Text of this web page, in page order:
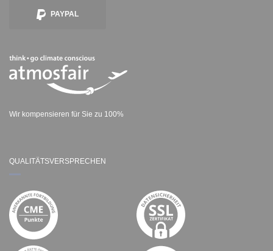
PAYPAL
Wir kompensieren für Sie zu 100%
QUALITÄTSVERSPRECHEN